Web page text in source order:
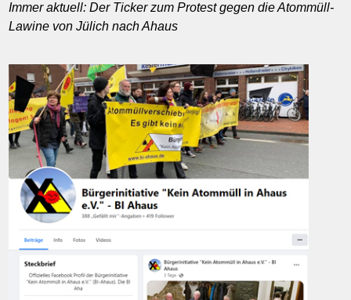
Immer aktuell: Der Ticker zum Protest gegen die Atommüll-
Lawine von Jülich nach Ahaus